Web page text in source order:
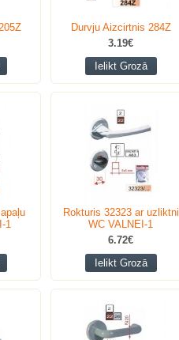
Durvju Aizcirtnis 284Z
3.19€
Ielikt Grozā
1
Rokturis 32323 ar uzliktni
WC VALNEI-1
6.72€
Ielikt Grozā